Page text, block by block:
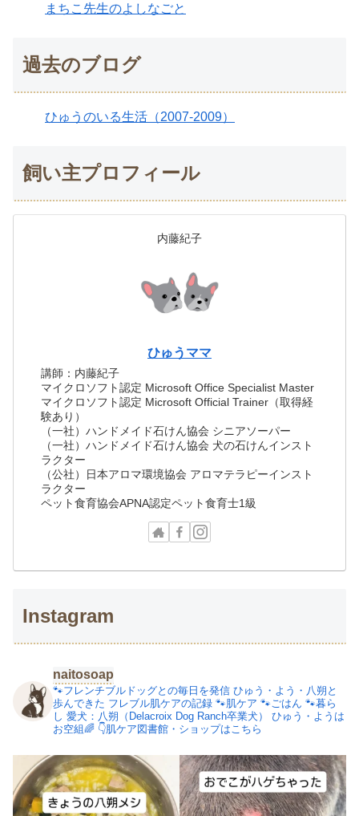
まちこ先生のよしなごと
過去のブログ
ひゅうのいる生活（2007-2009）
飼い主プロフィール
内藤紀子
ひゅうママ
講師：内藤紀子
マイクロソフト認定 Microsoft Office Specialist Master
マイクロソフト認定 Microsoft Official Trainer（取得経
験あり）
（一社）ハンドメイド石けん協会 シニアソーパー
（一社）ハンドメイド石けん協会 犬の石けんインスト
ラクター
（公社）日本アロマ環境協会 アロマテラピーインスト
ラクター
ペット食育協会APNA認定ペット食育士1級
Instagram
naitosoap
🐾フレンチブルドッグとの毎日を発信 ひゅう・よう・八朔と
歩んできた フレブル肌ケアの記録 🐾肌ケア 🐾ごはん 🐾暮ら
し 愛犬：八朔（Delacroix Dog Ranch卒業犬）
ひゅう・ようは
お空組🌈 👇肌ケア図書館・ショップはこちら